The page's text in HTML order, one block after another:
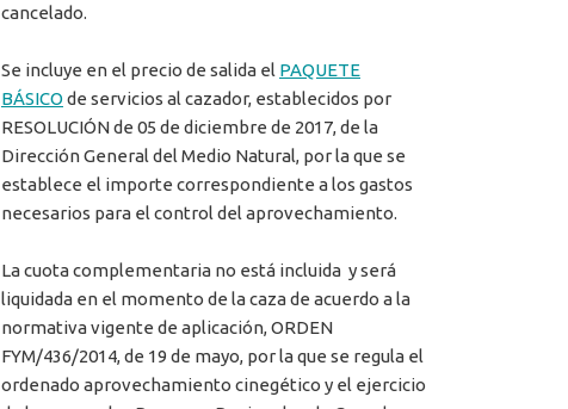
cancelado.
Se incluye en el precio de salida el PAQUETE
BÁSICO de servicios al cazador, establecidos por
RESOLUCIÓN de 05 de diciembre de 2017, de la
Dirección General del Medio Natural, por la que se
establece el importe correspondiente a los gastos
necesarios para el control del aprovechamiento.
La cuota complementaria no está incluida y será
liquidada en el momento de la caza de acuerdo a la
normativa vigente de aplicación, ORDEN
FYM/436/2014, de 19 de mayo, por la que se regula el
ordenado aprovechamiento cinegético y el ejercicio